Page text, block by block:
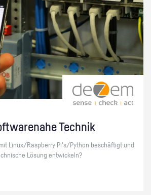
Tech­nik
Linux/Raspber­ry Pi's/Py­thon be­schäf­tigt und
Lö­sung ent­wi­ckeln?